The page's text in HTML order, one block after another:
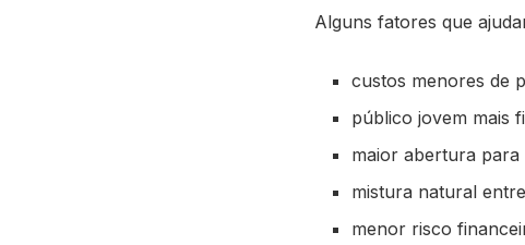
Alguns fatores que
custos menores de
público jovem mais
maior abertura para
mistura natural
menor risco